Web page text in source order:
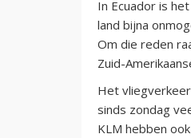
In Ecuador is
land bijna
Om die reden
Zuid-
Het
sinds zondag
KLM hebben